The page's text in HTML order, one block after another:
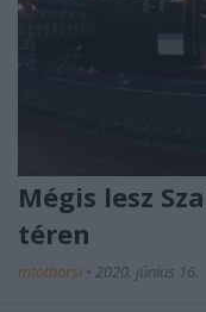
Mégis lesz
téren
mtothorsi • 2020. június 16.